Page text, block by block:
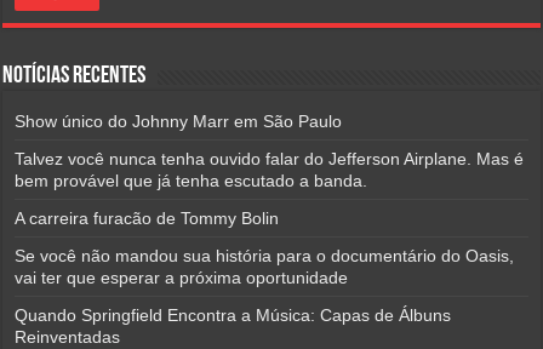
Notícias Recentes
Show único do Johnny Marr em São Paulo
Talvez você nunca tenha ouvido falar do Jefferson Airplane. Mas é
bem provável que já tenha escutado a banda.
A carreira furacão de Tommy Bolin
Se você não mandou sua história para o documentário do Oasis,
vai ter que esperar a próxima oportunidade
Quando Springfield Encontra a Música: Capas de Álbuns
Reinventadas